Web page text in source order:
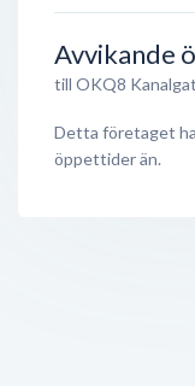
Avvikande
till OKQ8
Detta företaget
öppettider än.